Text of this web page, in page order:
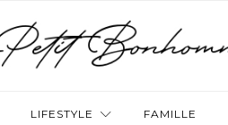
LIFESTYLE FAMILLE